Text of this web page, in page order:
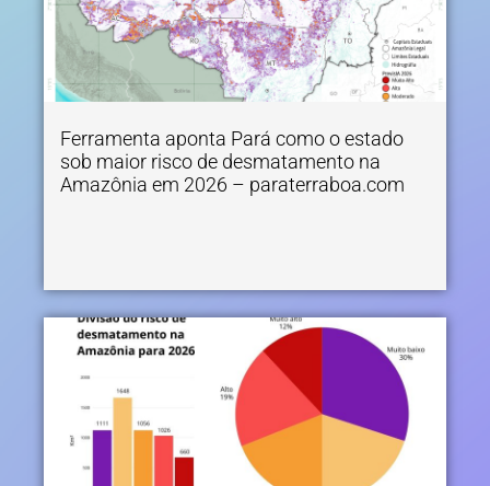
Ferramenta aponta Pará como o estado
sob maior risco de desmatamento na
Amazônia em 2026 – paraterraboa.com